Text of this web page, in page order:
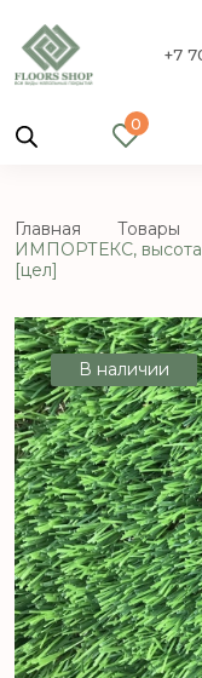
+7
0
Главная Товары
ИМПОРТЕКС, высота
[цел]
В наличии